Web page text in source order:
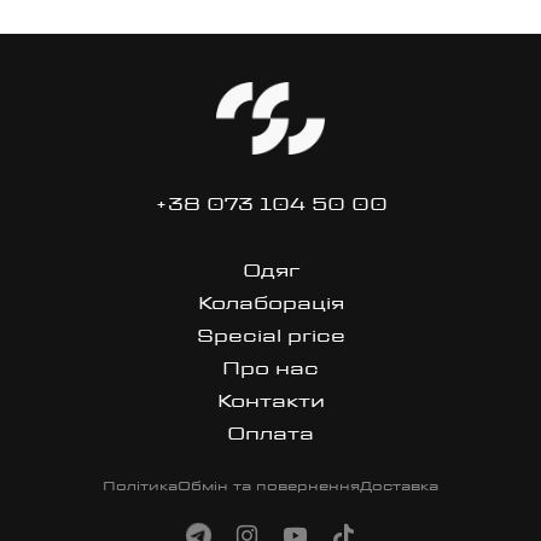
+38 073 104 50 00
Одяг
Колаборація
Special price
Про нас
Контакти
Оплата
ПолітикаОбмін та поверненняДоставка